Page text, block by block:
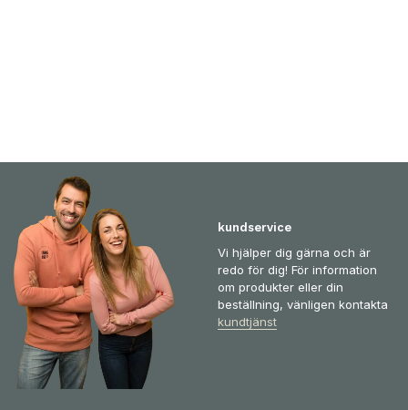
kundservice
Vi hjälper dig gärna och är
redo för dig! För information
om produkter eller din
beställning, vänligen kontakta
kundtjänst